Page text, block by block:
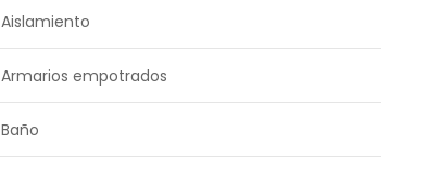
Aislamiento
Armarios empotrados
Baño